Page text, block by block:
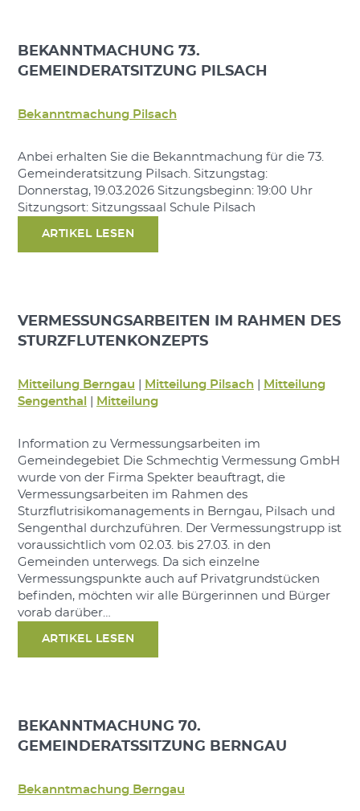
BEKANNTMACHUNG 73.
GEMEINDERATSITZUNG PILSACH
Bekanntmachung Pilsach
Anbei erhalten Sie die Bekanntmachung für die 73.
Gemeinderatsitzung Pilsach. Sitzungstag:
Donnerstag, 19.03.2026 Sitzungsbeginn: 19:00 Uhr
Sitzungsort: Sitzungssaal Schule Pilsach
ARTIKEL LESEN
VERMESSUNGSARBEITEN IM RAHMEN DES
STURZFLUTENKONZEPTS
Mitteilung Berngau Mitteilung Pilsach|
Mitteilung
Sengenthal
Mitteilung
Information zu Vermessungsarbeiten im
Gemeindegebiet Die Schmechtig Vermessung GmbH
wurde von der Firma Spekter beauftragt, die
Vermessungsarbeiten im Rahmen des
Sturzflutrisikomanagements in Berngau, Pilsach und
Sengenthal durchzuführen. Der Vermessungstrupp ist
voraussichtlich vom 02.03. bis 27.03. in den
Gemeinden unterwegs. Da sich einzelne
Vermessungspunkte auch auf Privatgrundstücken
befinden, möchten wir alle Bürgerinnen und Bürger
vorab darüber…
ARTIKEL LESEN
BEKANNTMACHUNG 70.
GEMEINDERATSSITZUNG BERNGAU
Bekanntmachung Berngau